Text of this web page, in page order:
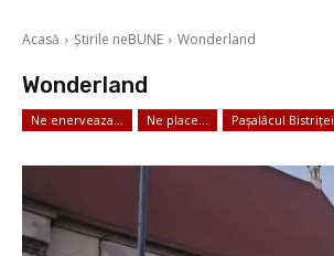
Acasă Știrile neBUNE Wonderland
Wonderland
Ne enerveaza... Ne place... Pașalâcul Bistriței